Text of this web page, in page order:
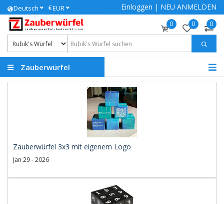
Deutsch €EUR Einloggen | NEU ANMELDEN
0 0 0
Zauberwürfel
Zauberwürfel 3x3 mit eigenem Logo
Jan 29 - 2026